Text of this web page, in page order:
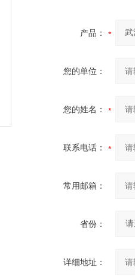
产品：
您的单位：
您的姓名：
联系电话：
常用邮箱：
省份：
详细地址：